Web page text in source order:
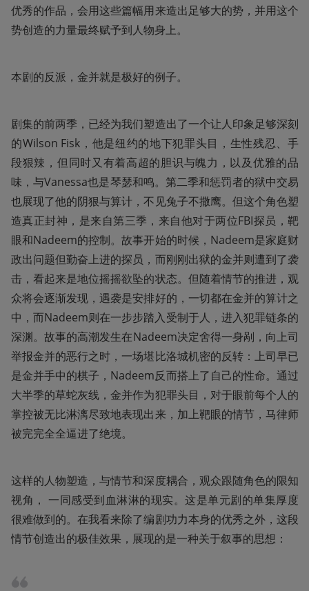
优秀的作品，会用这些篇幅用来造出足够大的势，并用这个
势创造的力量最终赋予到人物身上。
本剧的反派，金并就是极好的例子。
剧集的前两季，已经为我们塑造出了一个让人印象足够深刻
的Wilson Fisk，他是纽约的地下犯罪头目，生性残忍、手
段狠辣，但同时又有着高超的胆识与魄力，以及优雅的品
味，与Vanessa也是琴瑟和鸣。第二季和惩罚者的狱中交易
也展现了他的阴狠与算计，不见兔子不撒鹰。但这个角色塑
造真正封神，是来自第三季，来自他对于两位FBI探员，靶
眼和Nadeem的控制。故事开始的时候，Nadeem是家庭财
政出问题但勤奋上进的探员，而刚刚出狱的金并则遭到了袭
击，看起来是地位摇摇欲坠的状态。但随着情节的推进，观
众将会逐渐发现，遇袭是安排好的，一切都在金并的算计之
中，而Nadeem则在一步步踏入受制于人，进入犯罪链条的
深渊。故事的高潮发生在Nadeem决定舍得一身剐，向上司
举报金并的恶行之时，一场堪比洛城机密的反转：上司早已
是金并手中的棋子，Nadeem反而搭上了自己的性命。通过
大半季的草蛇灰线，金并作为犯罪头目，对于眼前每个人的
掌控被无比淋漓尽致地表现出来，加上靶眼的情节，马律师
被完完全全逼进了绝境。
这样的人物塑造，与情节和深度耦合，观众跟随角色的限知
视角， 一同感受到血淋淋的现实。这是单元剧的单集厚度
很难做到的。在我看来除了编剧功力本身的优秀之外，这段
情节创造出的极佳效果，展现的是一种关于叙事的思想：